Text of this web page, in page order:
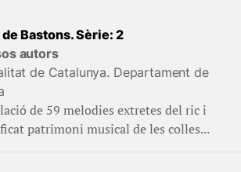
de Bastons. Sèrie: 2
autors
de Catalunya. Departament de
de 59 melodies extretes del ric i
patrimoni musical de les colles...